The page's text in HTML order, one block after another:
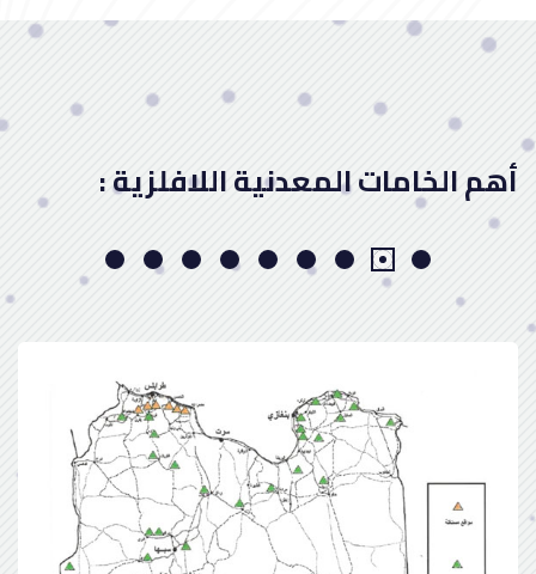
أهم الخامات المعدنية اللافلزية :